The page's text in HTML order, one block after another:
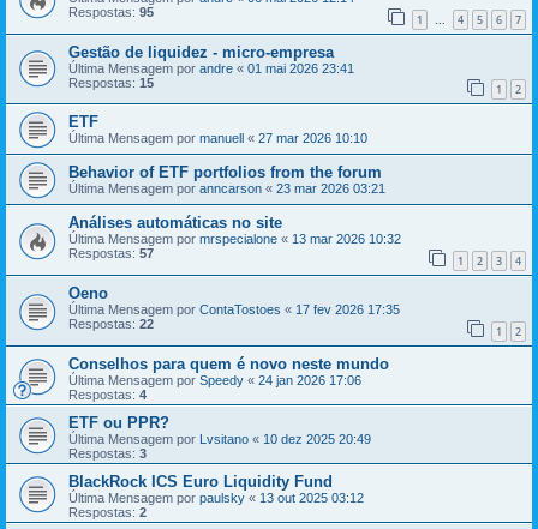
Respostas: 95 1 ... 4 5 6 7
Gestão de liquidez - micro-empresa
Última Mensagem por andre « 01 mai 2026 23:41
Respostas: 15 1 2
ETF
Última Mensagem por manuell « 27 mar 2026 10:10
Behavior of ETF portfolios from the forum
Última Mensagem por anncarson « 23 mar 2026 03:21
Análises automáticas no site
Última Mensagem por mrspecialone « 13 mar 2026 10:32
Respostas: 57 1 2 3 4
Oeno
Última Mensagem por ContaTostoes « 17 fev 2026 17:35
Respostas: 22 1 2
Conselhos para quem é novo neste mundo
Última Mensagem por Speedy « 24 jan 2026 17:06
Respostas: 4
ETF ou PPR?
Última Mensagem por Lvsitano « 10 dez 2025 20:49
Respostas: 3
BlackRock ICS Euro Liquidity Fund
Última Mensagem por paulsky « 13 out 2025 03:12
Respostas: 2